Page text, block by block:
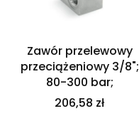
Zawór przelewowy
przeciążeniowy 3/8";
80-300 bar;
206,58 zł